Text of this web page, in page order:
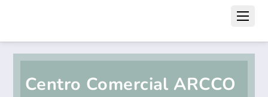
Centro Comercial ARCCO